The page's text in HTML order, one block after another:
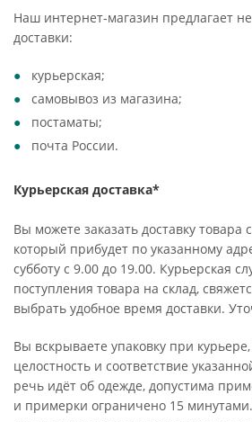
Наш интернет-магазин предлагает
доставки:
курьерская;
самовывоз из магазина;
постаматы;
почта России.
Курьерская доставка*
Вы можете заказать доставку
который прибудет по указанному
субботу с 9.00 до 19.00. Курьерская
поступления товара на склад,
выбрать удобное время доставки.
Вы вскрываете упаковку при
целостность и соответствие
речь идёт об одежде, допустима
и примерки ограничено 15